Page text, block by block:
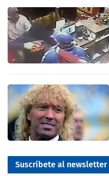
Suscríbete al newsletter